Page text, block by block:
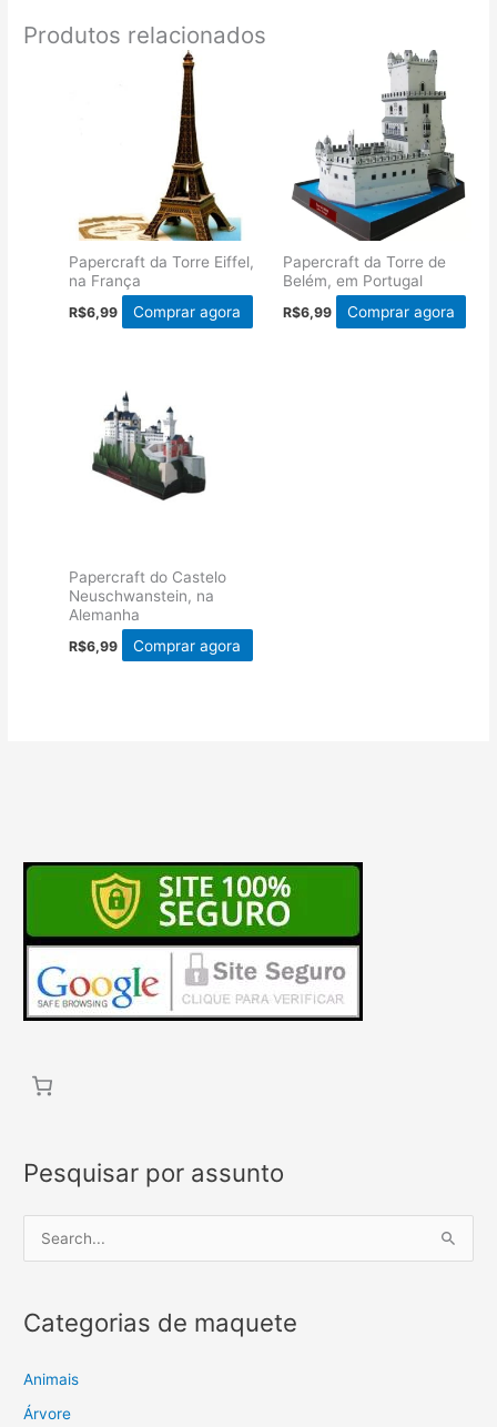
Produtos relacionados
Papercraft da Torre Eiffel,
na França
R$6,99 Comprar agora
Papercraft da Torre de
Belém, em Portugal
R$6,99 Comprar agora
Papercraft do Castelo
Neuschwanstein, na
Alemanha
R$6,99 Comprar agora
Pesquisar por assunto
e
q
i
s
Categorias de maquete
Animais
Árvore